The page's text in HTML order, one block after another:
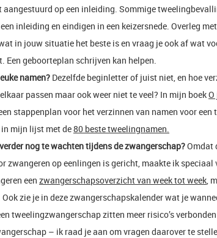
aangestuurd op een inleiding. Sommige
inleiding en eindigen in een keizersnede. Overleg
in jouw situatie het beste is en vraag je ook af wat
Een geboorteplan schrijven kan helpen.
namen? Dezelfde beginletter of juist niet, en hoe
passen maar ook weer niet te veel? In mijn boekO
stappenplan voor het verzinnen van namen voor een
in mijn lijst met de80 beste tweelingnamen.
nog te wachten tijdens de zwangerschap?Omdat
zwangeren op eenlingen is gericht, maakte ik speciaal
een zwangerschapsoverzicht van week tot week,
zie je in deze zwangerschapskalender wat je
tweelingzwangerschap zitten meer risico’s
– ik raad je aan om vragen daarover te